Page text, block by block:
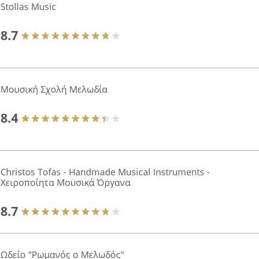
Stollas Music
8.7
Μουσική Σχολή Μελωδία
8.4
Christos Tofas - Handmade Musical Instruments -
Χειροποίητα Μουσικά Όργανα
8.7
Ωδείο "Ρωμανός ο Μελωδός"